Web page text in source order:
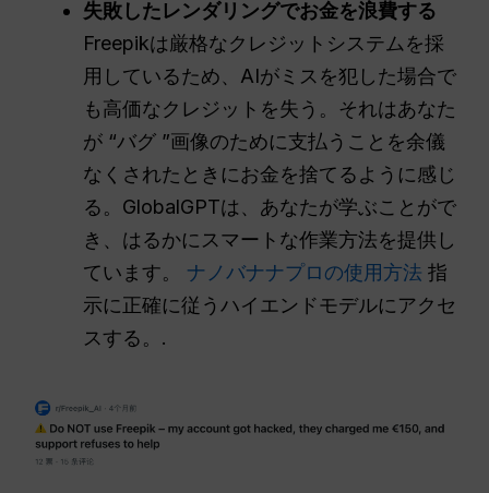
失敗したレンダリングでお金を浪費する
Freepikは厳格なクレジットシステムを採
用しているため、AIがミスを犯した場合で
も高価なクレジットを失う。それはあなた
が “バグ ”画像のために支払うことを余儀
なくされたときにお金を捨てるように感じ
る。GlobalGPTは、あなたが学ぶことがで
き、はるかにスマートな作業方法を提供し
ています。 ナノバナナプロの使用方法 指
示に正確に従うハイエンドモデルにアクセ
スする。.